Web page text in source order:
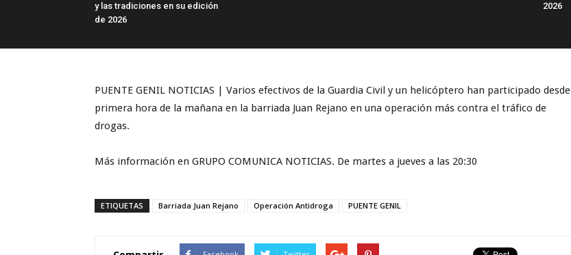
y las tradiciones en su edición
de 2026
2026
PUENTE GENIL NOTICIAS | Varios efectivos de la Guardia Civil y un helicóptero han participado desde
primera hora de la mañana en la barriada Juan Rejano en una operación más contra el tráfico de
drogas.
Más información en GRUPO COMUNICA NOTICIAS. De martes a jueves a las 20:30
ETIQUETAS Barriada Juan Rejano Operación Antidroga PUENTE GENIL